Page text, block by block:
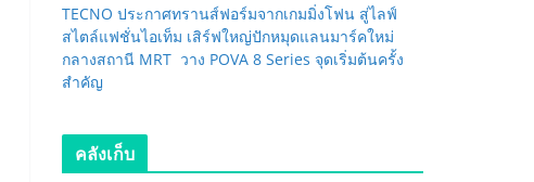
TECNO ประกาศทรานส์ฟอร์มจากเกมมิ่งโฟน สู่ไลฟ์
สไตล์แฟชั่นไอเท็ม เสิร์ฟใหญ่ปักหมุดแลนมาร์คใหม่
กลางสถานี MRT วาง POVA 8 Series จุดเริ่มต้นครั้ง
สำคัญ
คลังเก็บ